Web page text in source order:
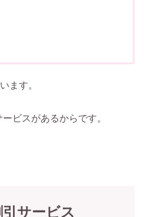
ます。
ビスがあるからです。
サービス